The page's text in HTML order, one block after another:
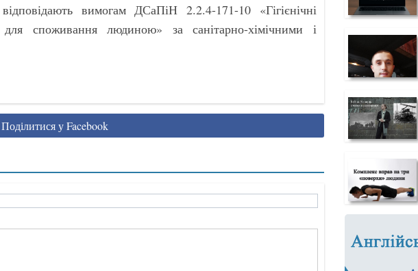
вимогам ДСаПіН 2.2.4-171-10 «Гігієнічні
споживання людиною» за санітарно-хімічними і
Поділитися у Facebook